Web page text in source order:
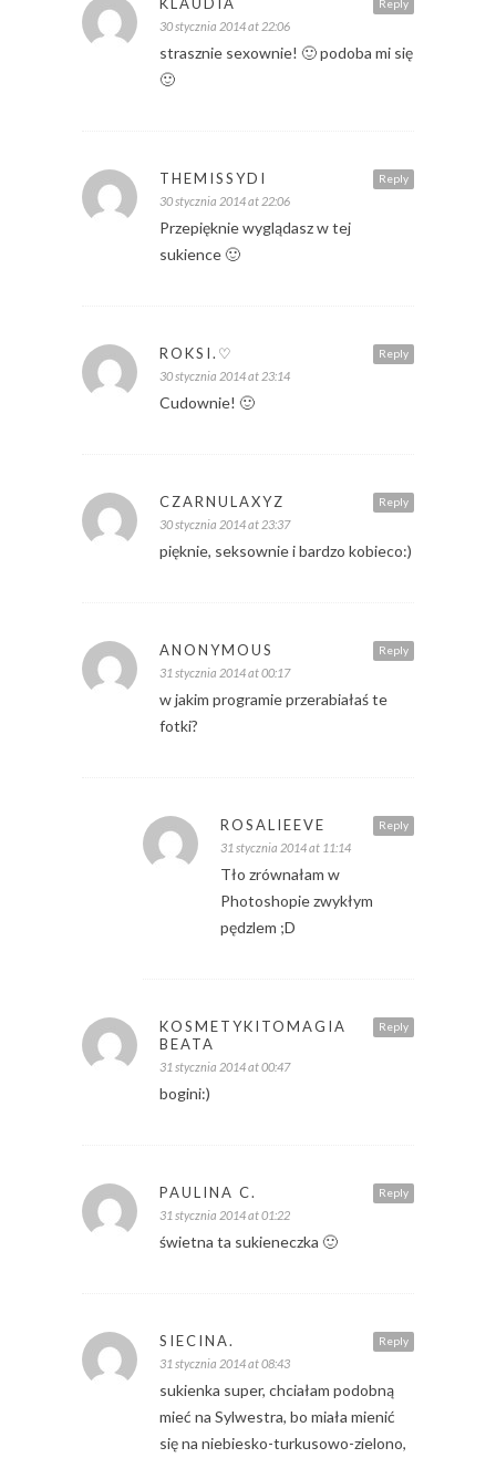
Reply
30 stycznia 2014 at 22:06
strasznie sexownie! 🙂 podoba mi się
🙂
Reply
THEMISSYDI
30 stycznia 2014 at 22:06
Przepięknie wyglądasz w tej
sukience 🙂
Reply
ROKSI.♡
30 stycznia 2014 at 23:14
Cudownie! 🙂
Reply
CZARNULAXYZ
30 stycznia 2014 at 23:37
pięknie, seksownie i bardzo kobieco:)
Reply
ANONYMOUS
31 stycznia 2014 at 00:17
w jakim programie przerabiałaś te
fotki?
Reply
ROSALIEEVE
31 stycznia 2014 at 11:14
Tło zrównałam w
Photoshopie zwykłym
pędzlem ;D
Reply
KOSMETYKITOMAGIA
BEATA
31 stycznia 2014 at 00:47
bogini:)
Reply
PAULINA C.
31 stycznia 2014 at 01:22
świetna ta sukieneczka 🙂
Reply
SIECINA.
31 stycznia 2014 at 08:43
sukienka super, chciałam podobną
mieć na Sylwestra, bo miała mienić
się na niebiesko-turkusowo-zielono,